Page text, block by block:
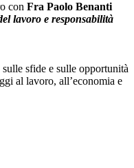
con Fra Paolo Benanti
lavoro e responsabilità
sfide e sulle opportunità
al lavoro, all’economia e